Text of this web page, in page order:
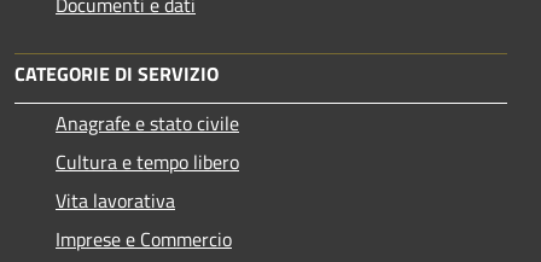
CATEGORIE DI SERVIZIO
Anagrafe e stato civile
Cultura e tempo libero
Vita lavorativa
Imprese e Commercio